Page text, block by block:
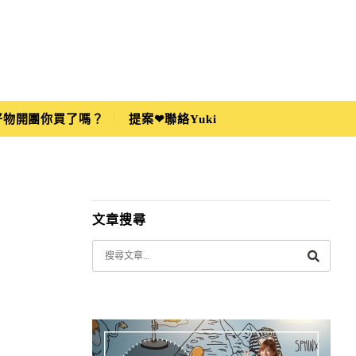
開團你買了嗎？ 提案❤聯絡Yuki
文章搜尋